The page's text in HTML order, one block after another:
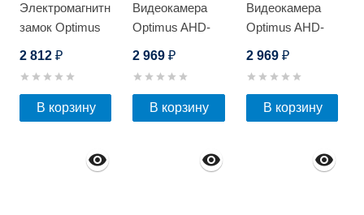
Электромагнитный
замок Optimus
2 812 ₽
В корзину
Видеокамера
Optimus AHD-
2 969₽
В корзину
Видеокамера
Optimus AHD-
2 969 ₽
В корзину